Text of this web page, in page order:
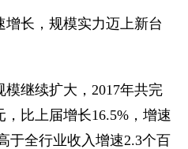
增长，规模实力迈上新台
继续扩大，2017年共完
，比上届增长16.5%，增速
于全行业收入增速2.3个百